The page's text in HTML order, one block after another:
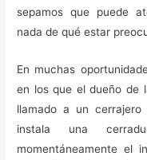
sepamos que puede
nada de qué estar
En muchas
en los que el dueño de
llamado a un
instala una
momentáneamente el